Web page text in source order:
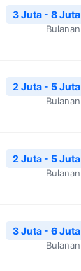
3 Juta - 8 Juta
Bulanan
2 Juta - 5 Juta
Bulanan
2 Juta - 5 Juta
Bulanan
3 Juta - 6 Juta
Bulanan